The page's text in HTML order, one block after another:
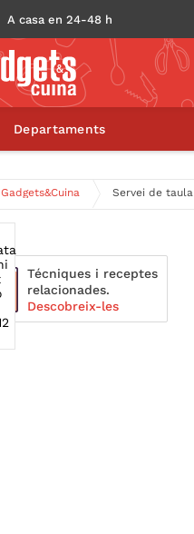
A casa en 24-48 h
Departaments
Gadgets&Cuina Servei de taula
Técniques i receptes
relacionades.
Descobreix-les